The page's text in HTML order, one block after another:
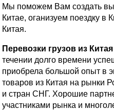
Мы поможем Вам создать
Китае, оганизуем поездку в
Китая.
Перевозки грузов из
течении долго времени
приобрела большой опыт в
товаров из Китая на рынки
и стран СНГ. Хорошие
участниками рынка и